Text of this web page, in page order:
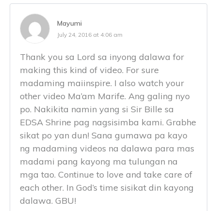
Mayumi
July 24, 2016 at 4:06 am
Thank you sa Lord sa inyong dalawa for
making this kind of video. For sure
madaming maiinspire. I also watch your
other video Ma’am Marife. Ang galing nyo
po. Nakikita namin yang si Sir Bille sa
EDSA Shrine pag nagsisimba kami. Grabhe
sikat po yan dun! Sana gumawa pa kayo
ng madaming videos na dalawa para mas
madami pang kayong ma tulungan na
mga tao. Continue to love and take care of
each other. In God’s time sisikat din kayong
dalawa. GBU!